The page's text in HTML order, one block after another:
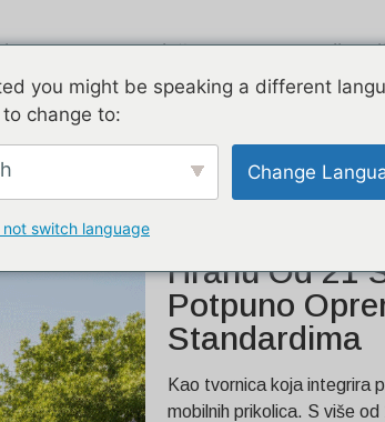
tok Pocinčano Dvije
od 6,3 m –
Prodaje Se
Hranu Od 21
Potpuno
Standardima
Kao tvornica koja integrira
mobilnih prikolica. S više
you might be speaking a different
change to:
Change
switch language